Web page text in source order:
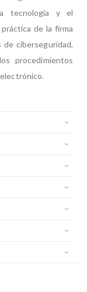
tecnología y el
de la firma
ciberseguridad,
procedimientos